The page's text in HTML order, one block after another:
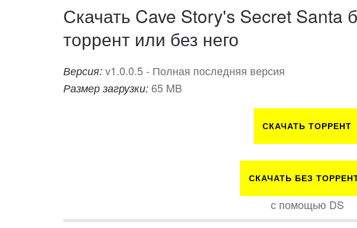
Скачать Cave Story's Secret Santa
торрент или без него
Версия: v1.0.0.5 - Полная последняя версия
Размер загрузки: 65 MB
СКАЧАТЬ ТОРРЕНТ
СКАЧАТЬ БЕЗ
с помощью DS